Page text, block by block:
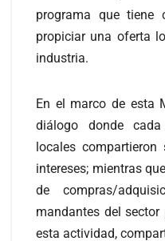
programa que tiene
propiciar una oferta
industria.
En el marco de esta
diálogo donde
locales compartieron
intereses; mientras
de compras/
mandantes del
esta actividad,